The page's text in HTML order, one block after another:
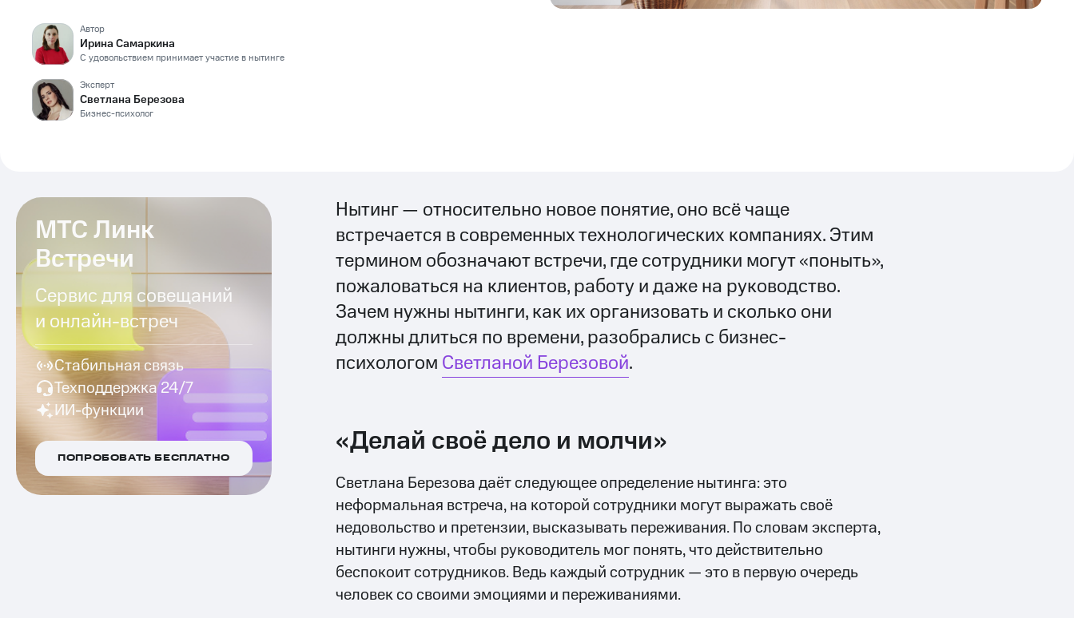
Автор
Ирина Самаркина
С удовольствием принимает участие в нытинге
Эксперт
Светлана Березова
Бизнес-психолог
МТС Линк
Встречи
Сервис для совещаний
и онлайн-встреч
Стабильная связь
Техподдержка 24/7
ИИ-функции
ПОПРОБОВАТЬ БЕСПЛАТНО
Нытинг — относительно новое понятие, оно всё чаще
встречается в современных технологических компаниях. Этим
термином обозначают встречи, где сотрудники могут «поныть»,
пожаловаться на клиентов, работу и даже на руководство.
Зачем нужны нытинги, как их организовать и сколько они
должны длиться по времени, разобрались с бизнес-
психологом Светланой Березовой.
«Делай своё дело и молчи»
Светлана Березова даёт следующее определение нытинга: это
неформальная встреча, на которой сотрудники могут выражать своё
недовольство и претензии, высказывать переживания. По словам эксперта,
нытинги нужны, чтобы руководитель мог понять, что действительно
беспокоит сотрудников. Ведь каждый сотрудник — это в первую очередь
человек со своими эмоциями и переживаниями.